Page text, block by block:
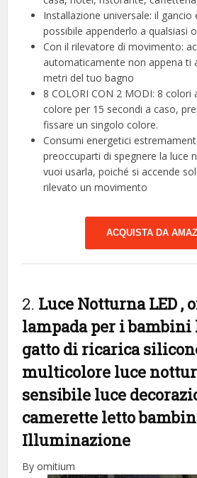
Installazione universale: il gancio
possibile appenderlo a qualsiasi
Con il rilevatore di movimento:
automaticamente non appena ti
metri del tuo bagno
8 COLORI CON 2 MODI: 8 colori
colore per 15 secondi a caso,
fissare un singolo colore.
Consumi energetici
preoccuparti di spegnere la luce
vuoi usarla, poiché si accende
rilevato un movimento
ACQUISTA DA
2. Luce Notturna LED ,
lampada per i bambini
gatto di ricarica
multicolore luce
sensibile luce
camerette letto
Illuminazione
By omitium